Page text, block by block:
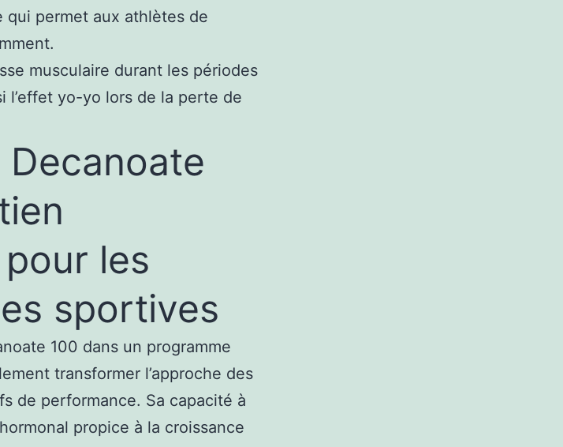
qui permet aux athlètes de
musculaire durant les périodes
l’effet yo-yo lors de la perte de
les
sportives
100 dans un programme
transformer l’approche des
de performance. Sa capacité à
propice à la croissance